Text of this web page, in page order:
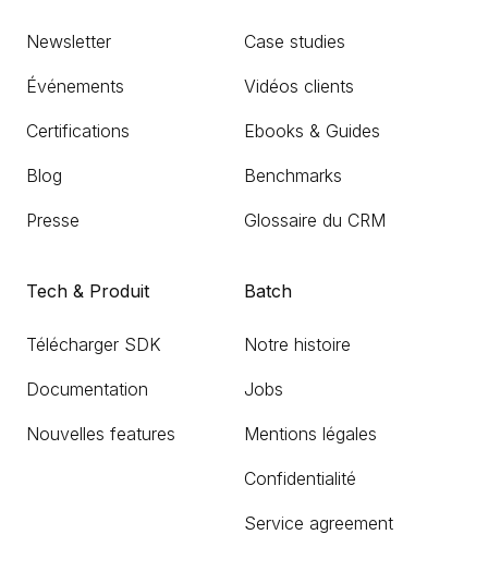
Newsletter
Événements
Certifications
Blog
Presse
Case studies
Vidéos clients
Ebooks & Guides
Benchmarks
Glossaire du CRM
Tech & Produit
Télécharger SDK
Documentation
Nouvelles features
Batch
Notre histoire
Jobs
Mentions légales
Confidentialité
Service agreement